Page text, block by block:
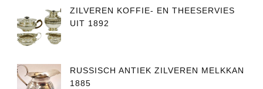
ZILVEREN KOFFIE- EN THEESERVIES
UIT 1892
RUSSISCH ANTIEK ZILVEREN MELKKAN
1885